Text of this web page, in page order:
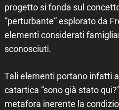
progetto si fonda sul
“perturbante” esplorato da
elementi considerati
sconosciuti.
Tali elementi portano infatti
catartica “sono già stato
metafora inerente la